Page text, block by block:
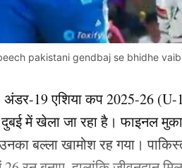
pakistani gendbaj se bhidhe
अंडर-19 एशिया कप 2025-26
में खेला जा रहा है। फाइनल
बल्ला खामोश रह गया।